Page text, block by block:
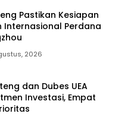
Pastikan Kesiapan
Internasional Perdana
2026
dan Dubes UEA
Investasi, Empat